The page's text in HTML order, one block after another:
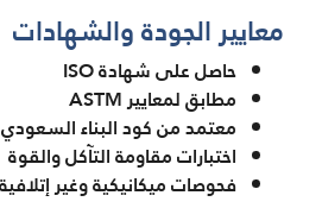
معايير الجودة والشهادات
حاصل على شهادة ISO
مطابق لمعايير ASTM
معتمد من كود البناء السعودي
اختبارات مقاومة التآكل والقوة
فحوصات ميكانيكية وغير إتلافية